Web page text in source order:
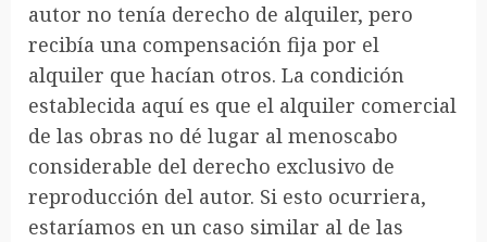
autor no tenía derecho de alquiler, pero
recibía una compensación fija por el
alquiler que hacían otros. La condición
establecida aquí es que el alquiler comercial
de las obras no dé lugar al menoscabo
considerable del derecho exclusivo de
reproducción del autor. Si esto ocurriera,
estaríamos en un caso similar al de las